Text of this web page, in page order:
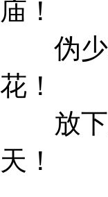
庙！
伪少
花！
放下
天！